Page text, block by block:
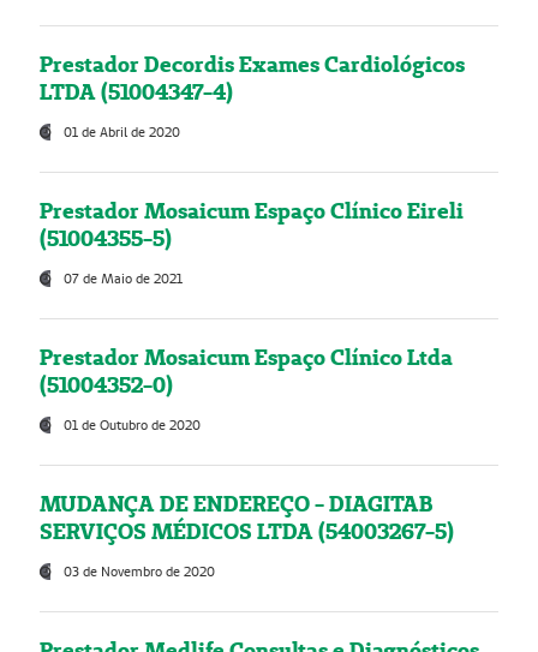
Prestador Decordis Exames Cardiológicos
LTDA (51004347-4)
01 de Abril de 2020
Prestador Mosaicum Espaço Clínico Eireli
(51004355-5)
07 de Maio de 2021
Prestador Mosaicum Espaço Clínico Ltda
(51004352-0)
01 de Outubro de 2020
MUDANÇA DE ENDEREÇO - DIAGITAB
SERVIÇOS MÉDICOS LTDA (54003267-5)
03 de Novembro de 2020